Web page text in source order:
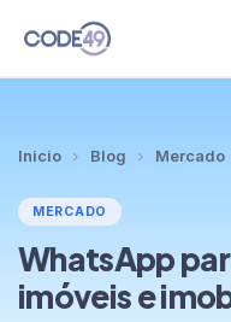
Clientes
Blog
Inicio Blog Mercado
MERCADO
WhatsApp
imóveis e